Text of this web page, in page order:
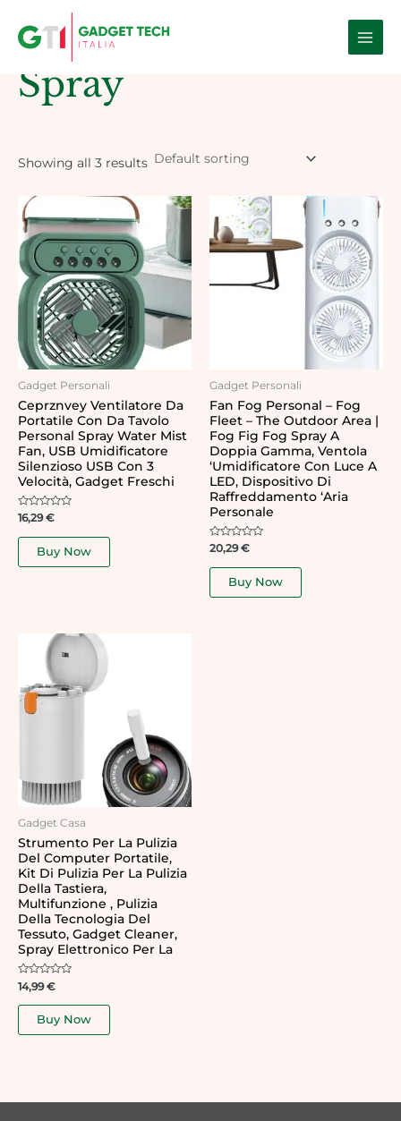
Main
Home / Products tagged “spray”
Spray
Showing all 3 results
Gadget Personali
Ceprznvey Ventilatore Da
Portatile Con Da Tavolo
Personal Spray Water Mist
Fan, USB Umidificatore
Silenzioso USB Con 3
Velocità, Gadget Freschi
Rated
out
16,29€
Buy Now
Gadget Personali
Fan Fog Personal – Fog
Fleet – The Outdoor Area |
Fog Fig Fog Spray A
Doppia Gamma, Ventola
‘umidificatore Con Luce A
LED, Dispositivo Di
Raffreddamento ‘aria
Personale
Rated
out
20,29€
Buy Now
Gadget Casa
Strumento Per La Pulizia
Del Computer Portatile,
Kit Di Pulizia Per La Pulizia
Della Tastiera,
Multifunzione , Pulizia
Della Tecnologia Del
Tessuto, Gadget Cleaner,
Spray Elettronico Per La
Rated
0
out
14,99€
Buy Now